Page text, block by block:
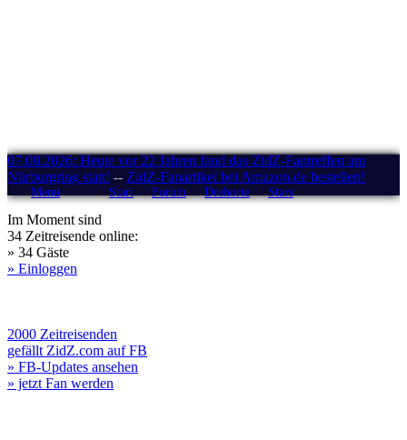
07.08.2026: Heute vor 22 Jahren fand das ZidZ-Fantreffen am
Nürburgring statt! -- ZidZ-Fanartikel bei Amazon.de bestellen!
Menü Start Forum Drehorte Stars
Im Moment sind
34 Zeitreisende online:
» 34 Gäste
» Einloggen
2000 Zeitreisenden
gefällt ZidZ.com auf FB
» FB-Updates ansehen
» jetzt Fan werden